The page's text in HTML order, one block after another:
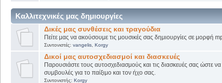
Καλλιτεχνικές μας δημιουργίες
Δικές μας συνθέσεις και τραγούδια
Πείτε μας να ακούσουμε τις μουσικές σας δημιουργίες σε μορφή
Συντονιστές: vangelis, Korgy
Δικοί μας αυτοσχεδιασμοί και διασκευές
Παρουσιάστε τους αυτοσχεδιασμούς και τις διασκευές σας ώστε να
συμβουλές για το παίξιμο και τον ήχο σας.
Συντονιστής: Korgy